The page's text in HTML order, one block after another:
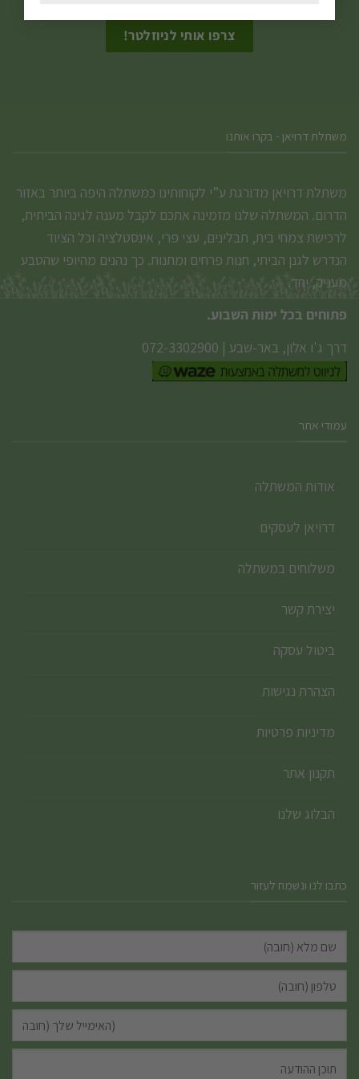
משתלת דרויאן - בקרו אותנו
משתלת דרויאן מדורגת ע”י לקוחותינו כמשתלה היפה ביותר באזור
הדרום. המשתלה שלנו מזמינה אתכם לקבל מענה לגינה הביתית,
לרכישת צמחי בית, תבלינים, עצי פרי, אינסטלציה וכל הציוד
הנדרש לגנן הביתי, חנות פרחים ומתנות. כך נהנים מהיופי שהטבע
מעניק, יחד.
פתוחים בכל ימות השבוע.
דרך ג'ו אלון, באר-שבע |
072-3302900
עמודי אתר
אודות המשתלה
דרויאן לעסקים
משלוחים במשתלה
יצירת קשר
ביטול עסקה
הצהרת נגישות
מדיניות פרטיות
תקנון אתר
הבלוג שלנו
כתבו לנו ונשמח לעזור